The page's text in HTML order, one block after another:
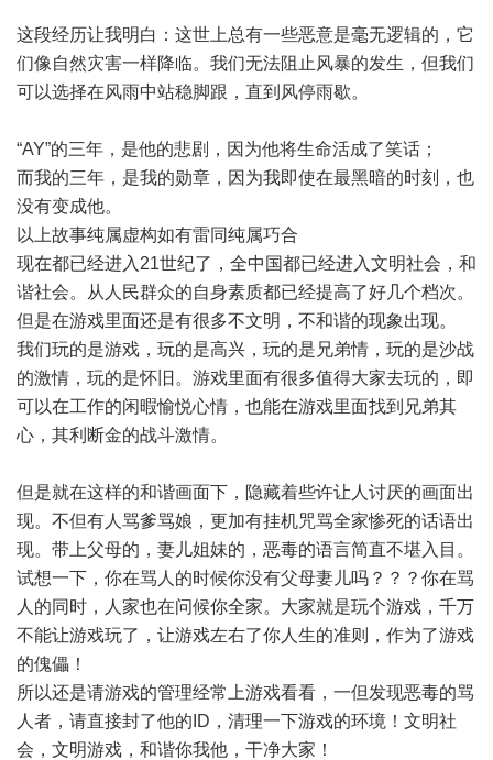
这段经历让我明白：这世上总有一些恶意是毫无逻辑的，它
们像自然灾害一样降临。我们无法阻止风暴的发生，但我们
可以选择在风雨中站稳脚跟，直到风停雨歇。
“AY”的三年，是他的悲剧，因为他将生命活成了笑话；
而我的三年，是我的勋章，因为我即使在最黑暗的时刻，也
没有变成他。
以上故事纯属虚构如有雷同纯属巧合
现在都已经进入21世纪了，全中国都已经进入文明社会，和
谐社会。从人民群众的自身素质都已经提高了好几个档次。
但是在游戏里面还是有很多不文明，不和谐的现象出现。
我们玩的是游戏，玩的是高兴，玩的是兄弟情，玩的是沙战
的激情，玩的是怀旧。游戏里面有很多值得大家去玩的，即
可以在工作的闲暇愉悦心情，也能在游戏里面找到兄弟其
心，其利断金的战斗激情。
但是就在这样的和谐画面下，隐藏着些许让人讨厌的画面出
现。不但有人骂爹骂娘，更加有挂机咒骂全家惨死的话语出
现。带上父母的，妻儿姐妹的，恶毒的语言简直不堪入目。
试想一下，你在骂人的时候你没有父母妻儿吗？？？你在骂
人的同时，人家也在问候你全家。大家就是玩个游戏，千万
不能让游戏玩了，让游戏左右了你人生的准则，作为了游戏
的傀儡！
所以还是请游戏的管理经常上游戏看看，一但发现恶毒的骂
人者，请直接封了他的ID，清理一下游戏的环境！文明社
会，文明游戏，和谐你我他，干净大家！